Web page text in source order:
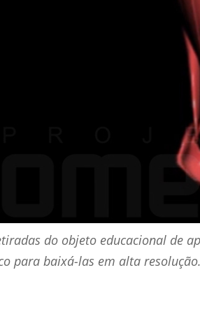
do objeto educacional de
para baixá-las em alta resolução.